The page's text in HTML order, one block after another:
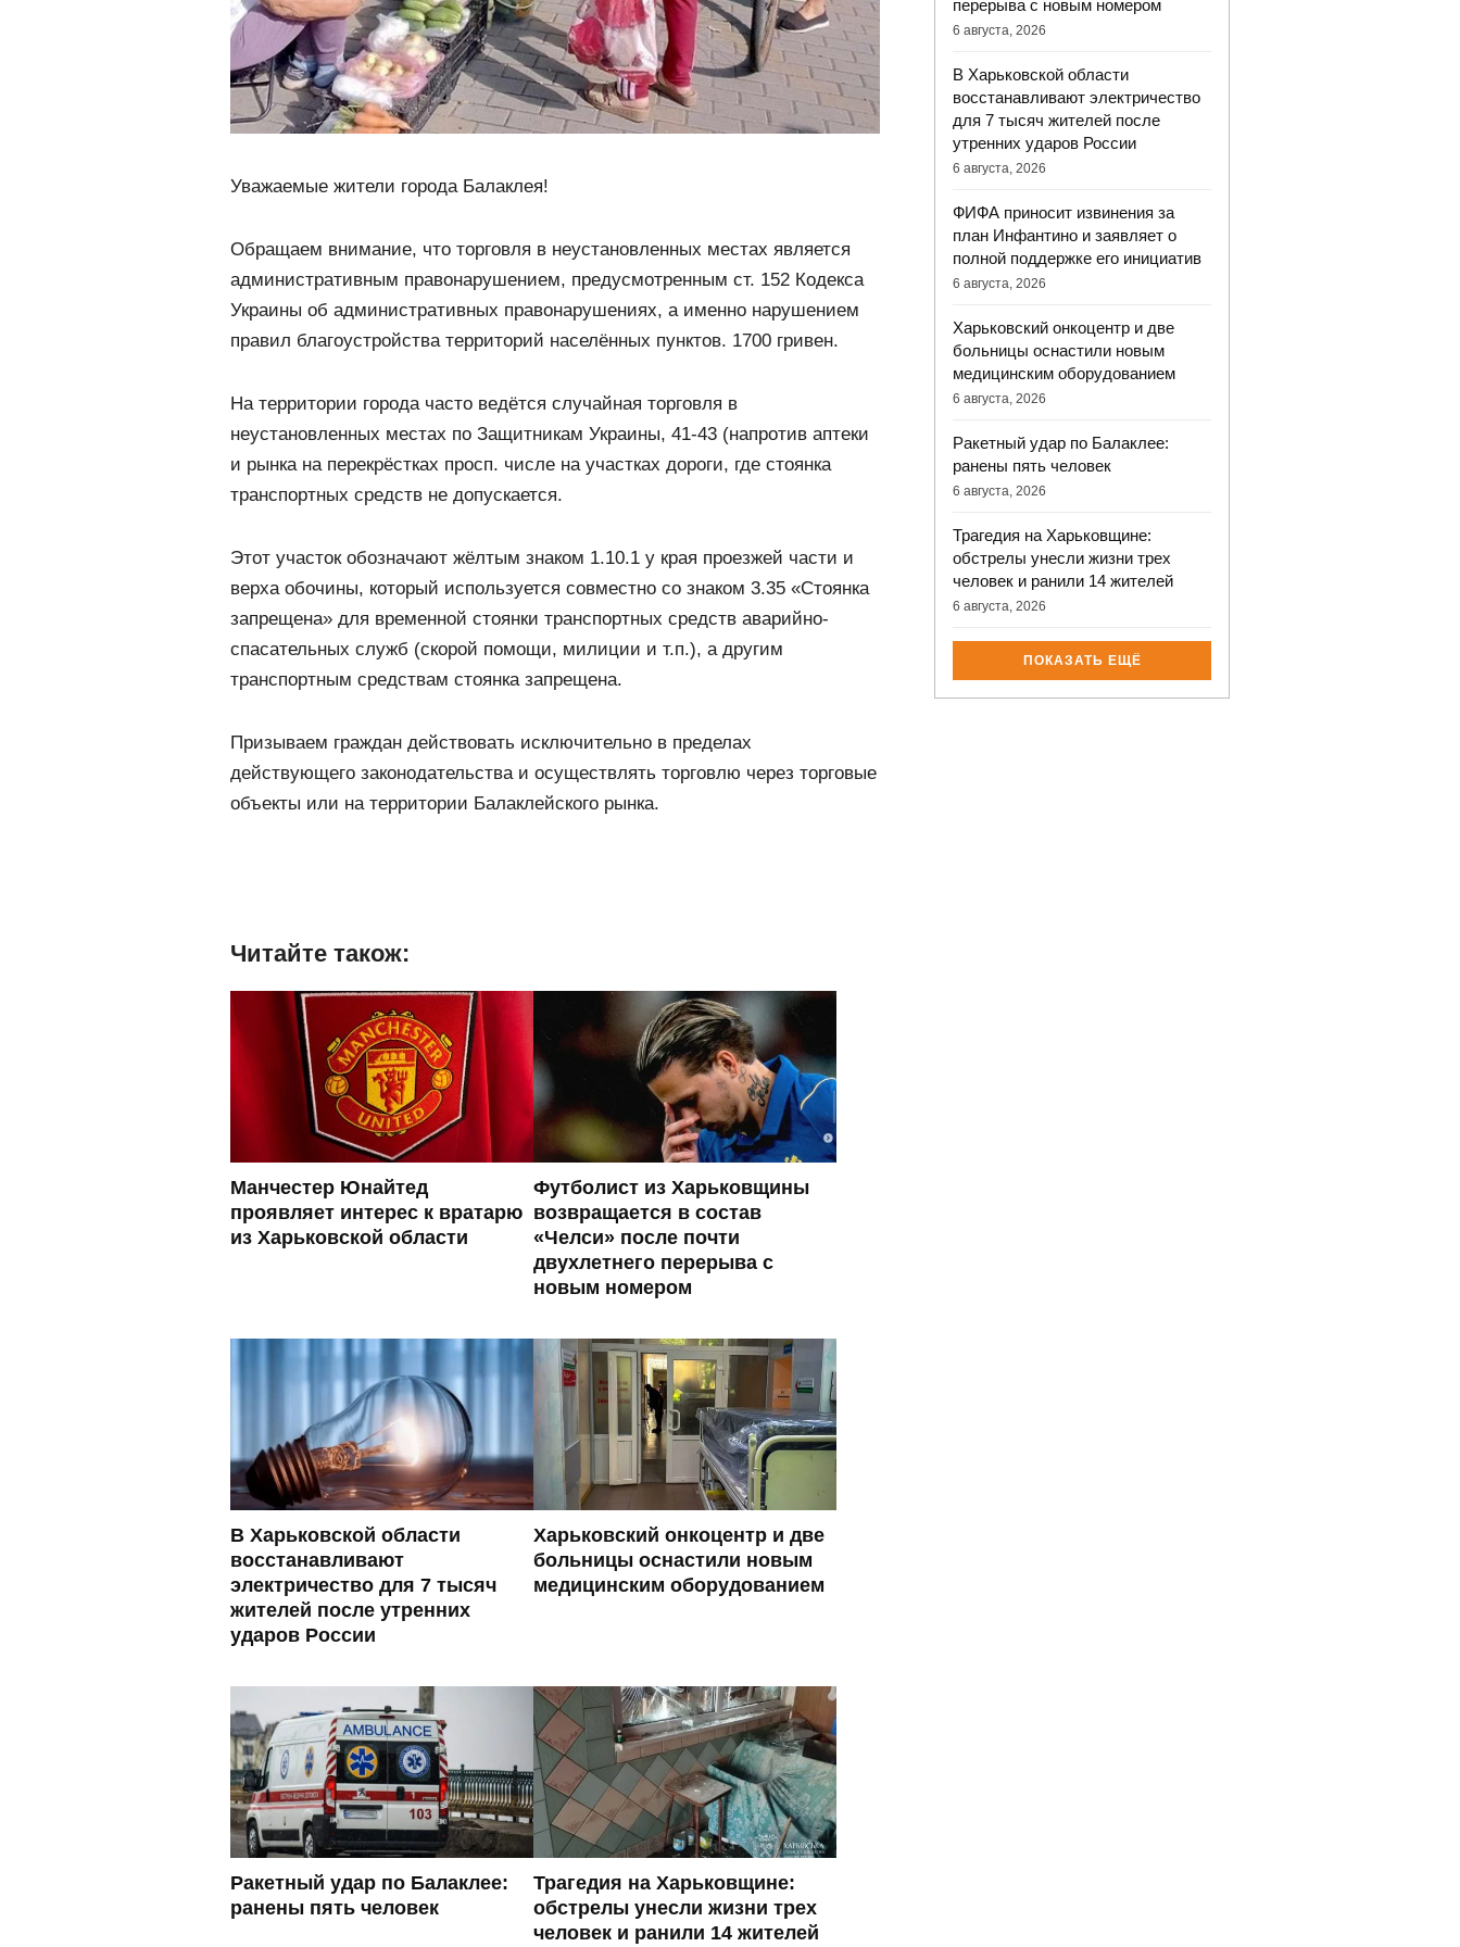
Уважаемые жители города Балаклея!
Обращаем внимание, что торговля в неустановленных местах является
административным правонарушением, предусмотренным ст. 152 Кодекса
Украины об административных правонарушениях, а именно нарушением
правил благоустройства территорий населённых пунктов. 1700 гривен.
На территории города часто ведётся случайная торговля в
неустановленных местах по Защитникам Украины, 41-43 (напротив аптеки
и рынка на перекрёстках просп. числе на участках дороги, где стоянка
транспортных средств не допускается.
Этот участок обозначают жёлтым знаком 1.10.1 у края проезжей части и
верха обочины, который используется совместно со знаком 3.35 «Стоянка
запрещена» для временной стоянки транспортных средств аварийно-
спасательных служб (скорой помощи, милиции и т.п.), а другим
транспортным средствам стоянка запрещена.
Призываем граждан действовать исключительно в пределах
действующего законодательства и осуществлять торговлю через торговые
объекты или на территории Балаклейского рынка.
Читайте також:
Манчестер Юнайтед
проявляет интерес к вратарю
из Харьковской области
Футболист из Харьковщины
возвращается в состав
«Челси» после почти
двухлетнего перерыва с
новым номером
В Харьковской области
восстанавливают
электричество для 7 тысяч
жителей после утренних
ударов России
Харьковский онкоцентр и две
больницы оснастили новым
медицинским оборудованием
Ракетный удар по Балаклее:
ранены пять человек
Трагедия на Харьковщине:
обстрелы унесли жизни трех
человек и ранили 14 жителей
перерыва с новым номером
6 августа, 2026
В Харьковской области
восстанавливают электричество
для 7 тысяч жителей после
утренних ударов России
6 августа, 2026
ФИФА приносит извинения за
план Инфантино и заявляет о
полной поддержке его инициатив
6 августа, 2026
Харьковский онкоцентр и две
больницы оснастили новым
медицинским оборудованием
6 августа, 2026
Ракетный удар по Балаклее:
ранены пять человек
6 августа, 2026
Трагедия на Харьковщине:
обстрелы унесли жизни трех
человек и ранили 14 жителей
6 августа, 2026
ПОКАЗАТЬ ЕЩЁ